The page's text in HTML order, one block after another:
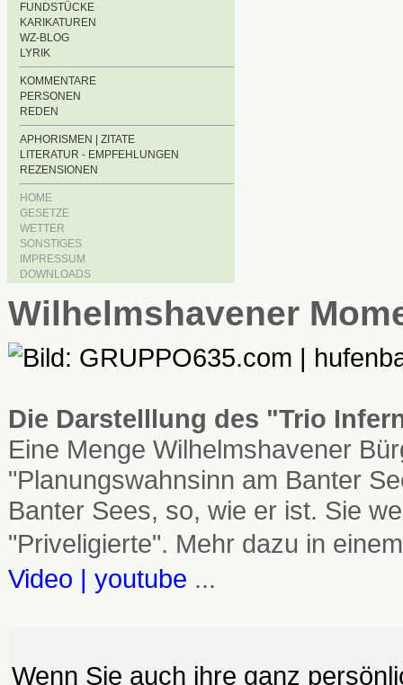
FUNDSTÜCKE
KARIKATUREN
WZ-BLOG
LYRIK
KOMMENTARE
PERSONEN
REDEN
APHORISMEN | ZITATE
LITERATUR - EMPFEHLUNGEN
REZENSIONEN
HOME
GESETZE
WETTER
SONSTIGES
IMPRESSUM
DOWNLOADS
Wilhelmshavener
Die Darstelllung des "Trio
Eine Menge Wilhelmshavener
"Planungswahnsinn am Banter
Banter Sees, so, wie er ist. Sie
"Priveligierte". Mehr dazu in
Video | youtube ...
Wenn Sie auch ihre ganz